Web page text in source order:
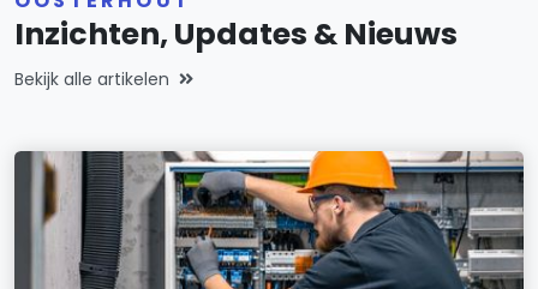
Inzichten, Updates & Nieuws
Bekijk alle artikelen